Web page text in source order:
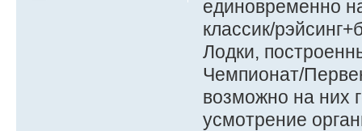
единовременно
классик/
Лодки,
Чемпионат/
возможно на них
усмотрение